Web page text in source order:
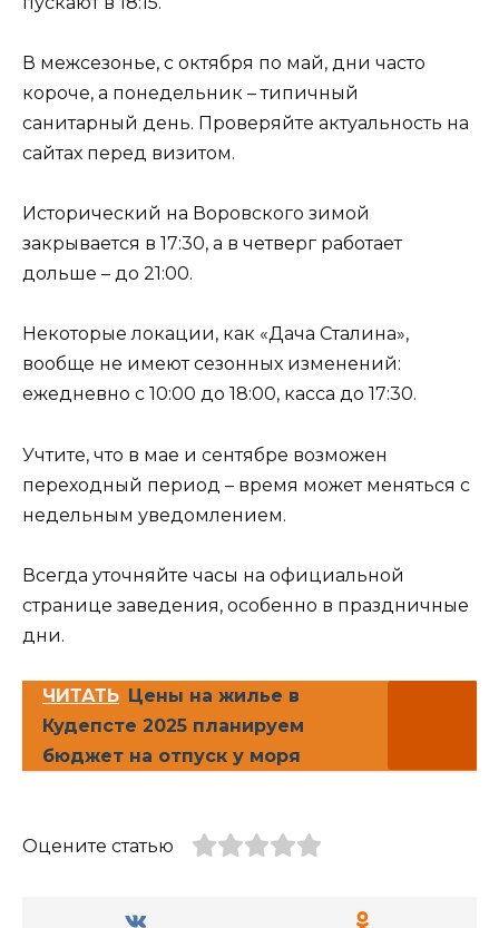
В межсезонье, с октября по май, дни часто
короче, а понедельник – типичный
санитарный день. Проверяйте актуальность на
сайтах перед визитом.
Исторический на Воровского зимой
закрывается в 17:30, а в четверг работает
дольше – до 21:00.
Некоторые локации, как «Дача Сталина»,
вообще не имеют сезонных изменений:
ежедневно с 10:00 до 18:00, касса до 17:30.
Учтите, что в мае и сентябре возможен
переходный период – время может меняться с
недельным уведомлением.
Всегда уточняйте часы на официальной
странице заведения, особенно в праздничные
дни.
ЧИТАТЬ Цены на жилье в
Кудепсте 2025 планируем
бюджет на отпуск у моря
Оцените статью